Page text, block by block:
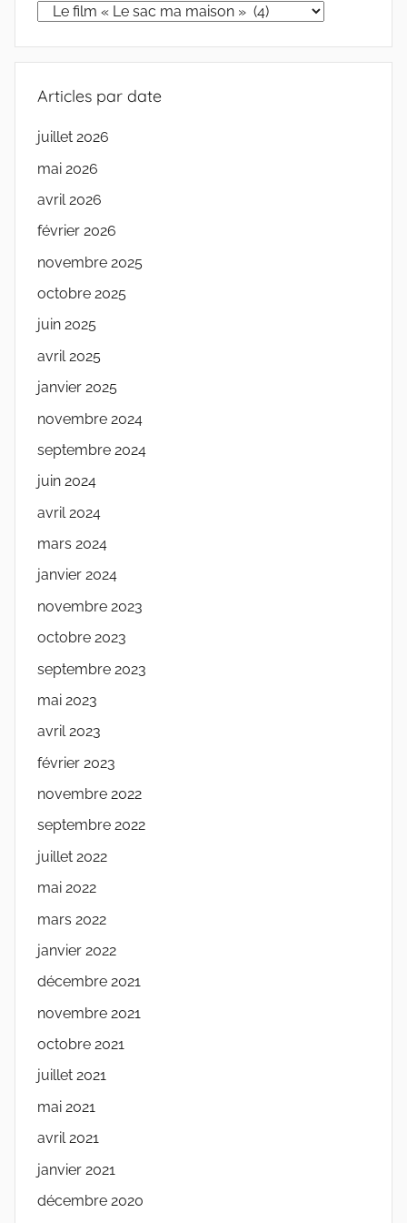
Articles
catégorie
Articles par date
juillet 2026
mai 2026
avril 2026
février 2026
novembre 2025
octobre 2025
juin 2025
avril 2025
janvier 2025
novembre 2024
septembre 2024
juin 2024
avril 2024
mars 2024
janvier 2024
novembre 2023
octobre 2023
septembre 2023
mai 2023
avril 2023
février 2023
novembre 2022
septembre 2022
juillet 2022
mai 2022
mars 2022
janvier 2022
décembre 2021
novembre 2021
octobre 2021
juillet 2021
mai 2021
avril 2021
janvier 2021
décembre 2020